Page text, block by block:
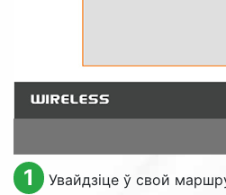
1
Увайдзіце ў свой